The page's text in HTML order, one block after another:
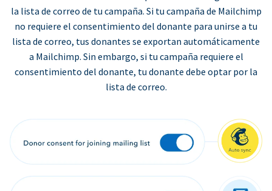
la lista de correo de tu campaña. Si tu campaña de Mailchimp
no requiere el consentimiento del donante para unirse a tu
lista de correo, tus donantes se exportan automáticamente
a Mailchimp. Sin embargo, si tu campaña requiere el
consentimiento del donante, tu donante debe optar por la
lista de correo.